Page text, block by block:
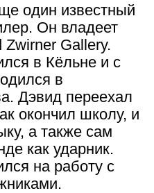
один известный
Он владеет
Zwirner Gallery.
в Кёльне и с
в
Дэвид переехал
окончил школу, и
а также сам
как ударник.
на работу с